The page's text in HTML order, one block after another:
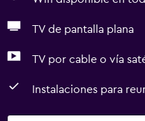
TV de pantalla plana
TV por cable o vía
Instalaciones para